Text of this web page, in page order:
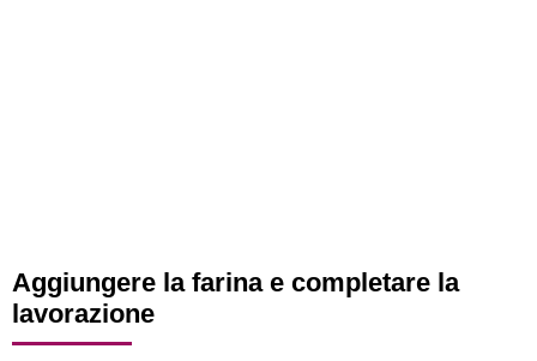
Aggiungere la farina e completare la
lavorazione